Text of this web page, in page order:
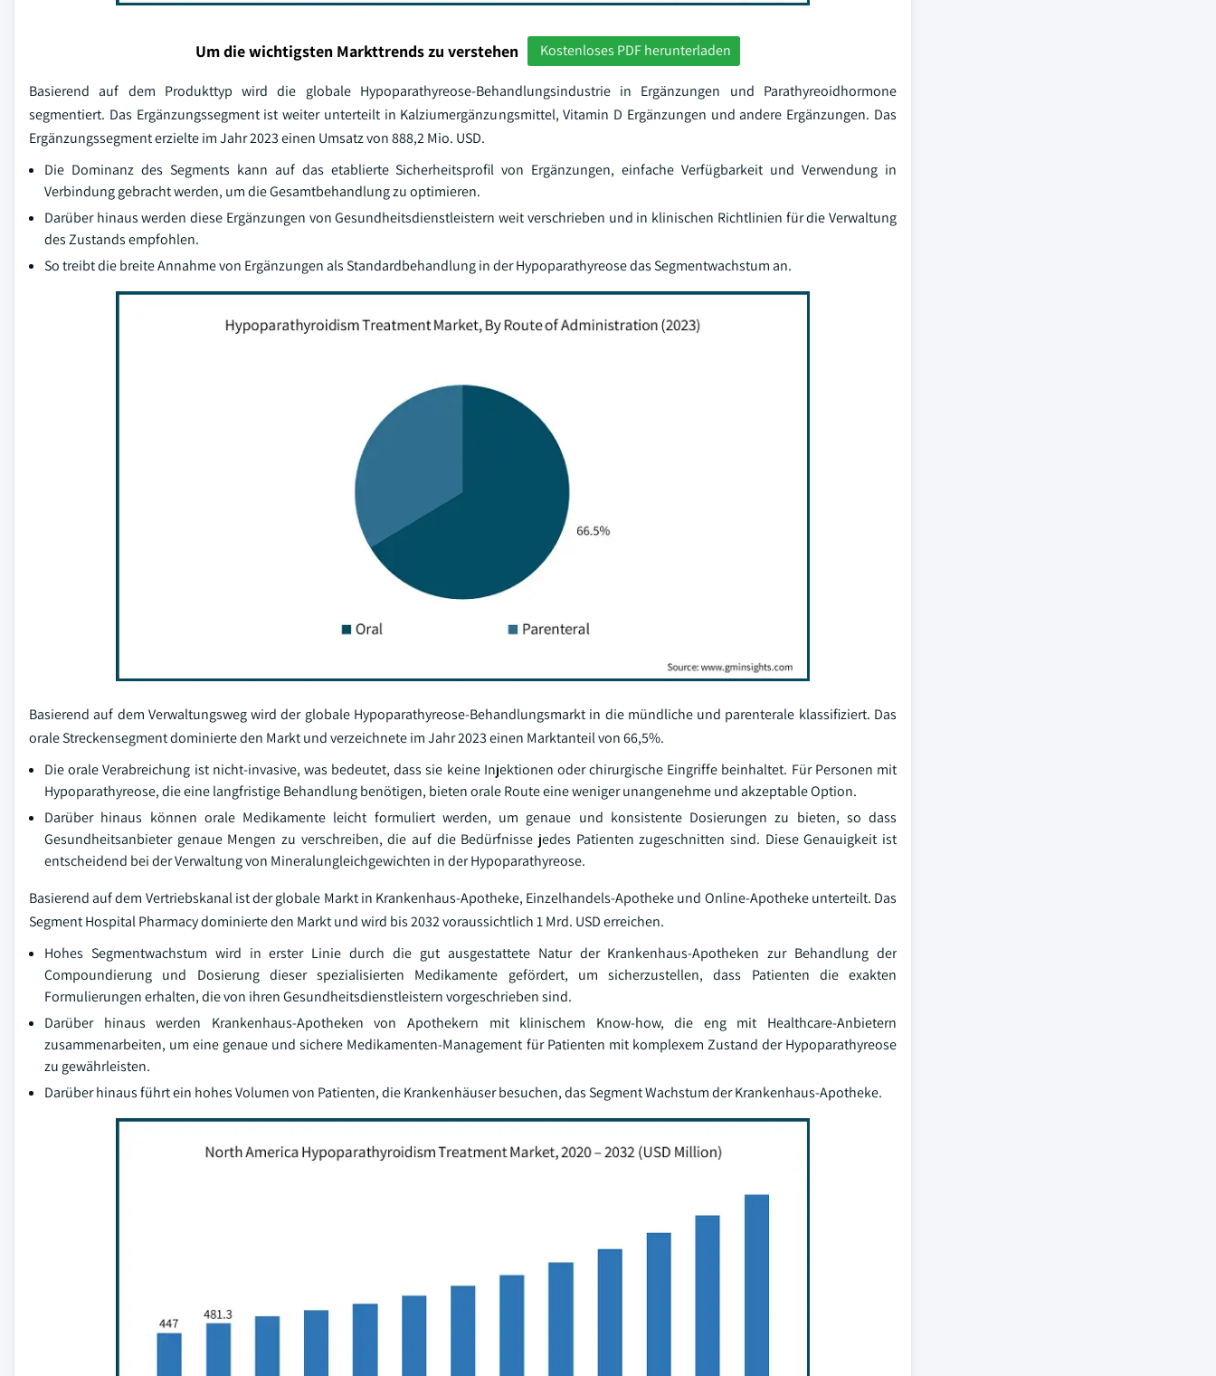
Um die wichtigsten Markttrends zu verstehen Kostenloses PDF herunterladen
Basierend auf dem Produkttyp wird die globale Hypoparathyreose-Behandlungsindustrie in Ergänzungen und Parathyreoidhormone
segmentiert. Das Ergänzungssegment ist weiter unterteilt in Kalziumergänzungsmittel, Vitamin D Ergänzungen und andere Ergänzungen. Das
Ergänzungssegment erzielte im Jahr 2023 einen Umsatz von 888,2 Mio. USD.
Die Dominanz des Segments kann auf das etablierte Sicherheitsprofil von Ergänzungen, einfache Verfügbarkeit und Verwendung in
Verbindung gebracht werden, um die Gesamtbehandlung zu optimieren.
Darüber hinaus werden diese Ergänzungen von Gesundheitsdienstleistern weit verschrieben und in klinischen Richtlinien für die Verwaltung
des Zustands empfohlen.
So treibt die breite Annahme von Ergänzungen als Standardbehandlung in der Hypoparathyreose das Segmentwachstum an.
Basierend auf dem Verwaltungsweg wird der globale Hypoparathyreose-Behandlungsmarkt in die mündliche und parenterale klassifiziert. Das
orale Streckensegment dominierte den Markt und verzeichnete im Jahr 2023 einen Marktanteil von 66,5%.
Die orale Verabreichung ist nicht-invasive, was bedeutet, dass sie keine Injektionen oder chirurgische Eingriffe beinhaltet. Für Personen mit
Hypoparathyreose, die eine langfristige Behandlung benötigen, bieten orale Route eine weniger unangenehme und akzeptable Option.
Darüber hinaus können orale Medikamente leicht formuliert werden, um genaue und konsistente Dosierungen zu bieten, so dass
Gesundheitsanbieter genaue Mengen zu verschreiben, die auf die Bedürfnisse jedes Patienten zugeschnitten sind. Diese Genauigkeit ist
entscheidend bei der Verwaltung von Mineralungleichgewichten in der Hypoparathyreose.
Basierend auf dem Vertriebskanal ist der globale Markt in Krankenhaus-Apotheke, Einzelhandels-Apotheke und Online-Apotheke unterteilt. Das
Segment Hospital Pharmacy dominierte den Markt und wird bis 2032 voraussichtlich 1 Mrd. USD erreichen.
Hohes Segmentwachstum wird in erster Linie durch die gut ausgestattete Natur der Krankenhaus-Apotheken zur Behandlung der
Compoundierung und Dosierung dieser spezialisierten Medikamente gefördert, um sicherzustellen, dass Patienten die exakten
Formulierungen erhalten, die von ihren Gesundheitsdienstleistern vorgeschrieben sind.
Darüber hinaus werden Krankenhaus-Apotheken von Apothekern mit klinischem Know-how, die eng mit Healthcare-Anbietern
zusammenarbeiten, um eine genaue und sichere Medikamenten-Management für Patienten mit komplexem Zustand der Hypoparathyreose
zu gewährleisten.
Darüber hinaus führt ein hohes Volumen von Patienten, die Krankenhäuser besuchen, das Segment Wachstum der Krankenhaus-Apotheke.